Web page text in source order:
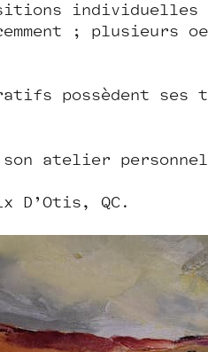
; plusieurs
possèdent ses
atelier
D’Otis, QC.